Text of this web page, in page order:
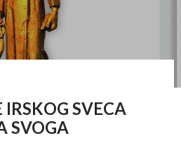
IRSKOG SVECA
SVOGA